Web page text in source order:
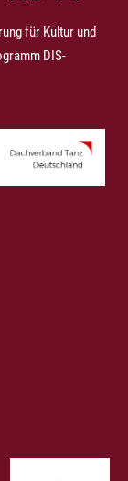
für Kultur und
DIS-